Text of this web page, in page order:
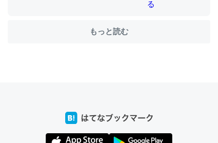
─たまにLINEするくらいだった遠方の父67歳と僕。ITツール導入で
コミュニケーションが劇的に変化した｜tayorini by LIFULL介護
もっと読む